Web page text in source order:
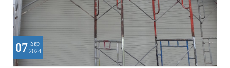
07 Sep
2024